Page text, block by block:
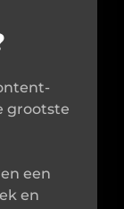
grootste
een
en